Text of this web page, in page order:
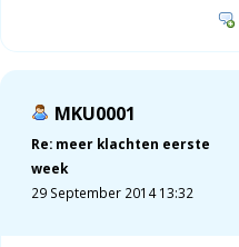
MKU0001
Re: meer klachten eerste
week
29 September 2014 13:32